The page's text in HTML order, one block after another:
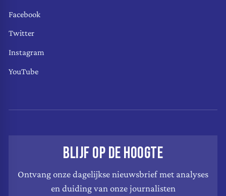
Facebook
Twitter
Instagram
YouTube
BLIJF OP DE HOOGTE
Ontvang onze dagelijkse nieuwsbrief met analyses
en duiding van onze journalisten